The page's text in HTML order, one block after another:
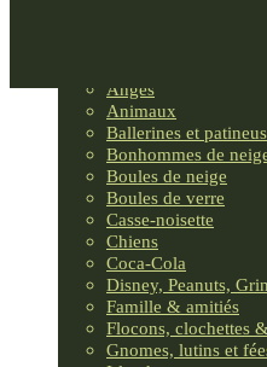
Anges
Animaux
Ballerines et
Bonhommes de
Boules de neige
Boules de verre
Casse-noisette
Chiens
Coca-Cola
Disney, Peanuts,
Famille & amitiés
Flocons, clochettes
Gnomes, lutins et